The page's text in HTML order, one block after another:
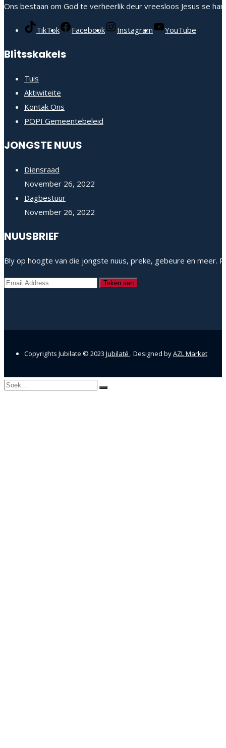
Ons bestaan om God te verheerlik deur vreesloos Jesus se
TikTok Facebook Instagram YouTube
Blitsskakels
Tuis
Aktiwiteite
Kontak Ons
POPI Gemeentebeleid
JONGSTE NUUS
Diensraad
November 26, 2022
Dagbestuur
November 26, 2022
NUUSBRIEF
Bly op hoogte van die jongste nuus, preke, gebeure en meer.
Copyrights Jubilate © 2023 Jubilaté . Designed byAZL Market